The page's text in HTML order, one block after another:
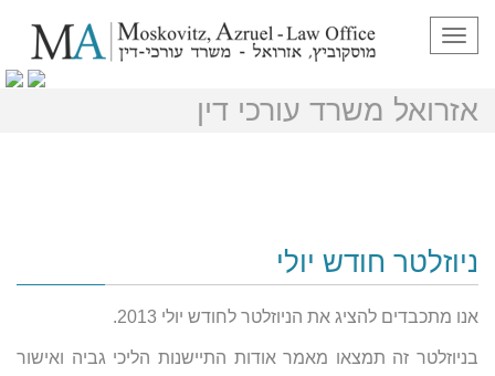
תפריט
ניוזלטר חודש יולי 2013 – מוסקוביץ
אזרואל משרד עורכי דין
ניוזלטר חודש יולי
אנו מתכבדים להציג את הניוזלטר לחודש יולי 2013.
בניוזלטר זה תמצאו מאמר אודות התיישנות הליכי גביה ואישור